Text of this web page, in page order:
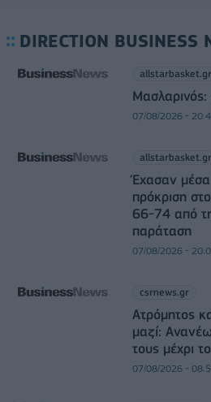
DIRECTION BUSINESS
allstarbasket.gr
07/08/2026 -
allstarbasket.gr
Έχασαν μέσα
πρόκριση
66-74 από
παράταση
07/08/2026 -
csrnews.gr
Ατρόμητος
μαζί:
τους μέχρι
07/08/2026 -